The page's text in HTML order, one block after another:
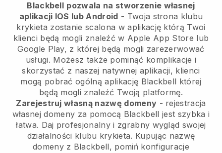
Blackbell pozwala na stworzenie własnej
aplikacji IOS lub Android - Twoja strona klubu
krykieta zostanie scalona w aplikację którą Twoi
klienci będą mogli znaleźć w Apple App Store lub
Google Play, z której będą mogli zarezerwować
usługi. Możesz także pominąć komplikacje i
skorzystać z naszej natywnej aplikacji, klienci
mogą pobrać ogólną aplikację Blackbell której
będą mogli znaleźć Twoją platformę.
Zarejestruj własną nazwę domeny - rejestracja
własnej domeny za pomocą Blackbell jest szybka i
łatwa. Daj profesjonalny i zgrabny wygląd swojej
działalności klubu krykieta. Kupując nazwę
domeny z Blackbell, pomiń konfiguracje